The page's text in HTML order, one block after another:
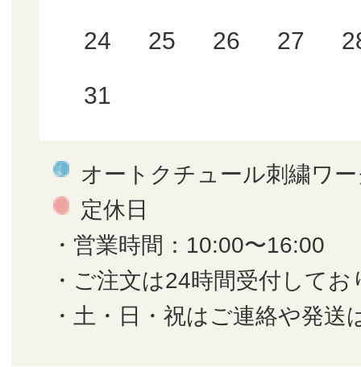
24 25 26 27
31
オートクチュール刺繍ワ
定休日
・営業時間：10:00〜16:00
・ご注文は24時間受付してお
・土・日・祝はご連絡や発送